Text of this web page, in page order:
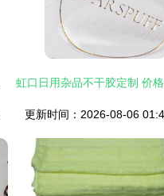
更新时间：2026-08-06